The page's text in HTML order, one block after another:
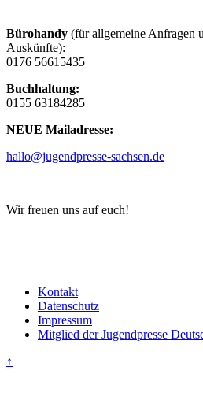
Bürohandy (für allgemeine Anfragen
Auskünfte):
0176 56615435
Buchhaltung:
0155 63184285
NEUE Mailadresse:
hallo@jugendpresse-sachsen.de
Wir freuen uns auf euch!
Kontakt
Datenschutz
Impressum
Mitglied der Jugendpresse
↑